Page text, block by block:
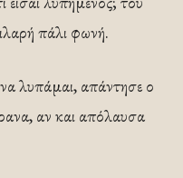
πάλι φωνή.
λυπάμαι, απάντησε ο
αν και απόλαυσα